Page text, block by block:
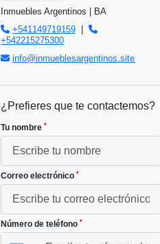
Inmuebles Argentinos | BA
+541149719159
+542215275300
info@inmueblesargentinos.site
¿Prefieres que te contactemos?
Tu nombre *
Correo electrónico *
Número de teléfono *